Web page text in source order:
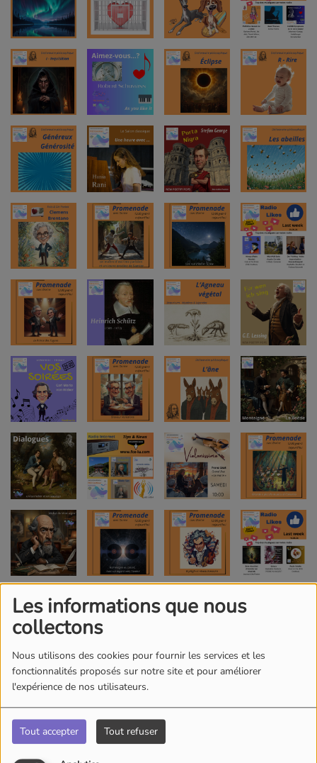
Les informations que nous
collectons
Nous utilisons des cookies pour fournir les services et les
fonctionnalités proposés sur notre site et pour améliorer
l'expérience de nos utilisateurs.
Tout accepter Tout refuser